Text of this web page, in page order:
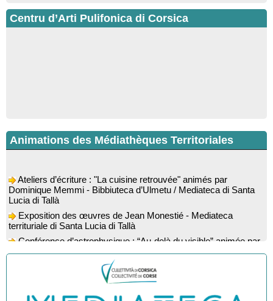
Centru d’Arti Pulifonica di Corsica
Animations des Médiathèques Territoriales
Dominique Memmi - Bibbiuteca d’Ulmetu / Mediateca di Santa
Lucia di Tallà
territuriale di Santa Lucia di Tallà
l’astrophysicien Paul Guerrini - Médiathèque - Pitretu è
Bicchisgià
Exposition des œuvres de Dominique Malberti Morin :
"Racines, peintures acryliques et aquarelles" - Mediateca